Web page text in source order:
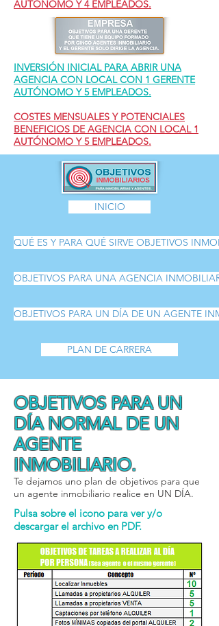
AUTÓNOMO Y 4 EMPLEADOS.
INVERSIÓN INICIAL PARA ABRIR UNA
AGENCIA CON LOCAL CON 1 GERENTE
AUTÓNOMO Y 5 EMPLEADOS.
COSTES MENSUALES Y POTENCIALES
BENEFICIOS DE AGENCIA CON LOCAL 1
AUTÓNOMO Y 5 EMPLEADOS.
INICIO
QUÉ ES Y PARA QUÉ SIRVE OBJETIVOS
OBJETIVOS PARA UNA AGENCIA
OBJETIVOS PARA UN DÍA DE UN AGENTE
PLAN DE CARRERA
OBJETIVOS PARA UN
DÍA NORMAL DE UN
AGENTE
INMOBILIARIO.
Te dejamos uno plan de objetivos para que
un agente inmobiliario realice en UN DÍA.
Pulsa sobre el icono para ver y/o
descargar el archivo en PDF.